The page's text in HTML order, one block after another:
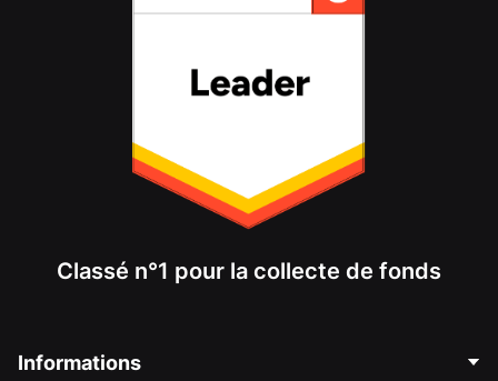
Classé n°1 pour la collecte de fonds
Informations